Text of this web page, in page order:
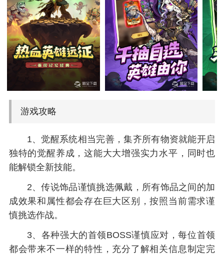
游戏攻略
1、觉醒系统相当完善，集齐所有物资就能开启
独特的觉醒养成，这能大大增强实力水平，同时也
能解锁全新技能。
2、传说饰品谨慎挑选佩戴，所有饰品之间的加
成效果和属性都会存在巨大区别，按照当前需求谨
慎挑选作战。
3、各种强大的首领BOSS谨慎应对，每位首领
都会带来不一样的特性，充分了解相关信息制定完